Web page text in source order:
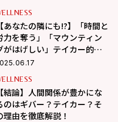
【あなたの隣にも!?】「時間と
力を奪う」「マウンティン
がはげしい」テイカー的行
の特徴とは？
【結論】人間関係が豊かにな
のはギバー？テイカー？そ
理由を徹底解説！